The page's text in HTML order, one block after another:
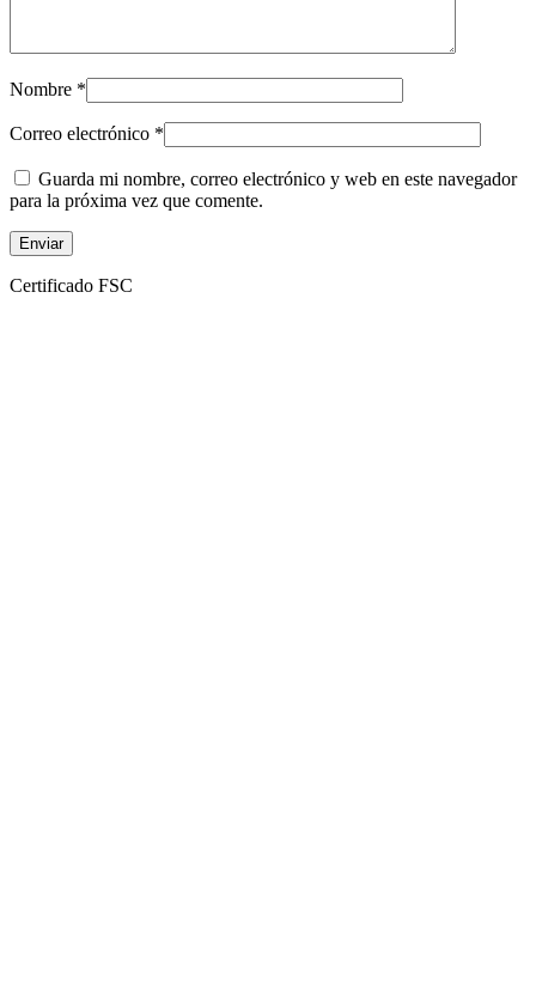
Nombre *
Correo electrónico *
Guarda mi nombre, correo electrónico y web en este navegador
para la próxima vez que comente.
Certificado FSC